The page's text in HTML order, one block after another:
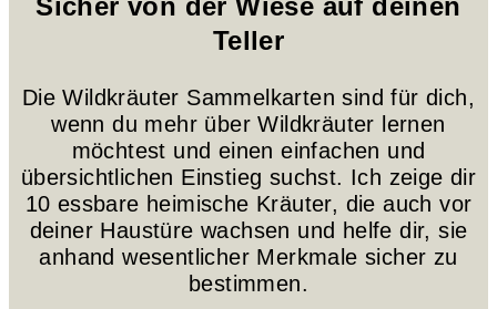
Sicher von der Wiese auf deinen
Teller
Die Wildkräuter Sammelkarten sind für dich,
wenn du mehr über Wildkräuter lernen
möchtest und einen einfachen und
übersichtlichen Einstieg suchst. Ich zeige dir
10 essbare heimische Kräuter, die auch vor
deiner Haustüre wachsen und helfe dir, sie
anhand wesentlicher Merkmale sicher zu
bestimmen.